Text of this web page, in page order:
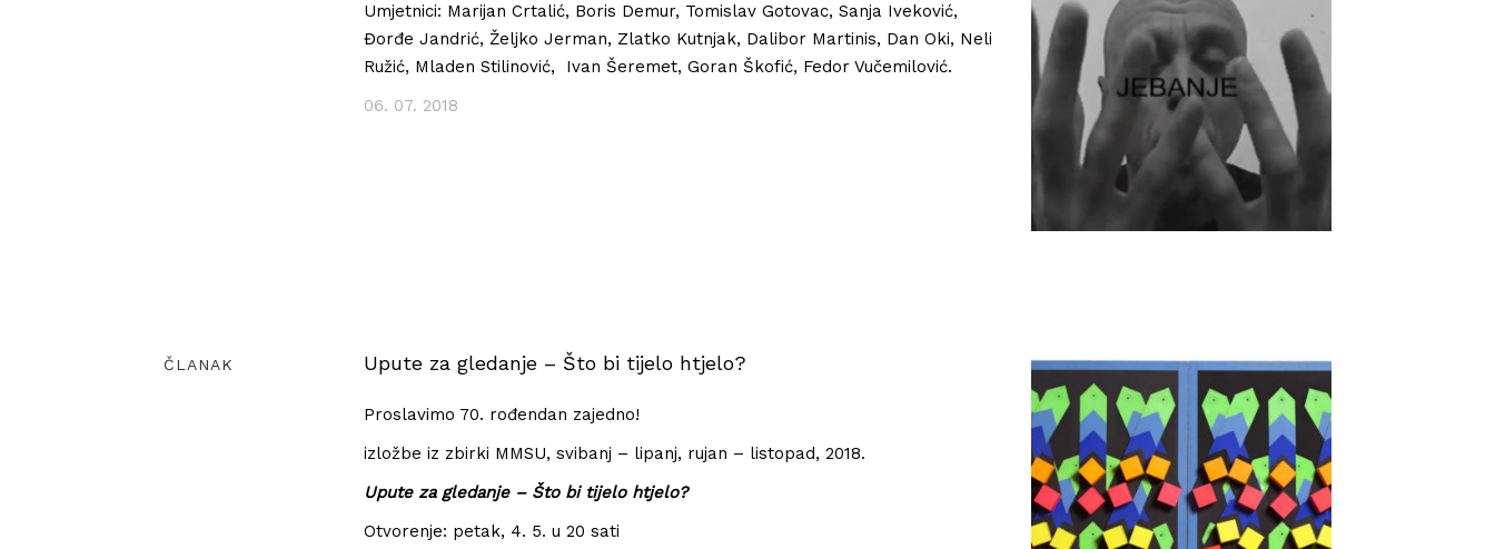
Umjetnici: Marijan Crtalić, Boris Demur, Tomislav Gotovac, Sanja Iveković,
Đorđe Jandrić, Željko Jerman, Zlatko Kutnjak, Dalibor Martinis, Dan Oki, Neli
Ružić, Mladen Stilinović, Ivan Šeremet, Goran Škofić, Fedor Vučemilović.
06. 07. 2018
ČLANAK Upute za gledanje – Što bi tijelo htjelo?
Proslavimo 70. rođendan zajedno!
izložbe iz zbirki MMSU, svibanj – lipanj, rujan – listopad, 2018.
Upute za gledanje – Što bi tijelo htjelo?
Otvorenje: petak, 4. 5. u 20 sati